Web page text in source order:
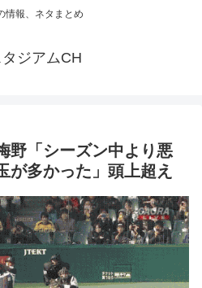
情報、ネタまとめ
ジアムCH
野「シーズン中より悪
が多かった」頭上超え